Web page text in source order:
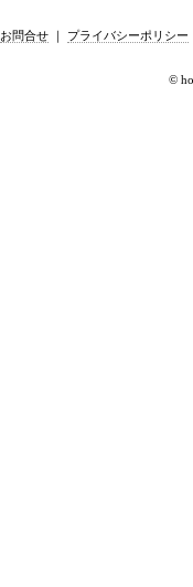
お問合せ ｜ プライバシーポリシー
©